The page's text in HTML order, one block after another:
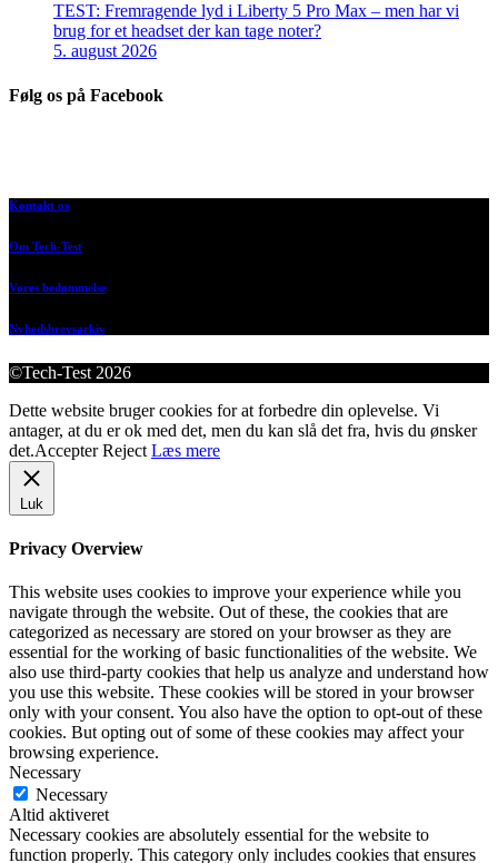
TEST: Fremragende lyd i Liberty 5 Pro Max – men har vi
brug for et headset der kan tage noter?
5. august 2026
Følg os på Facebook
Kontakt os
Om Tech-Test
Vores bedømmelse
Nyhedsbrevsarkiv
©Tech-Test 2026
Dette website bruger cookies for at forbedre din oplevelse. Vi
antager, at du er ok med det, men du kan slå det fra, hvis du ønsker
det.Accepter Reject Læs mere
Luk
Privacy Overview
This website uses cookies to improve your experience while you
navigate through the website. Out of these, the cookies that are
categorized as necessary are stored on your browser as they are
essential for the working of basic functionalities of the website. We
also use third-party cookies that help us analyze and understand how
you use this website. These cookies will be stored in your browser
only with your consent. You also have the option to opt-out of these
cookies. But opting out of some of these cookies may affect your
browsing experience.
Necessary
Necessary
Altid aktiveret
Necessary cookies are absolutely essential for the website to
function properly. This category only includes cookies that ensures